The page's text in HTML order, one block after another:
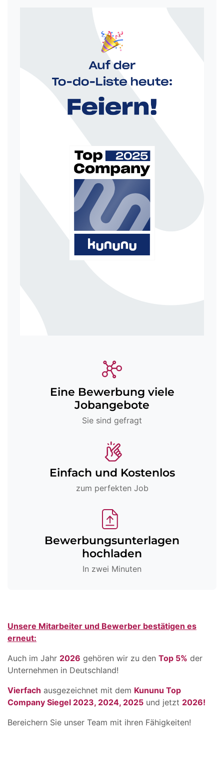
Eine Bewerbung viele
Jobangebote
Sie sind gefragt
Einfach und Kostenlos
zum perfekten Job
Bewerbungsunterlagen
hochladen
In zwei Minuten
Unsere Mitarbeiter und Bewerber bestätigen es
erneut:
Auch im Jahr 2026 gehören wir zu den Top 5% der
Unternehmen in Deutschland!
Vierfach ausgezeichnet mit dem Kununu Top
Company Siegel 2023, 2024, 2025 und jetzt 2026!
Bereichern Sie unser Team mit ihren Fähigkeiten!